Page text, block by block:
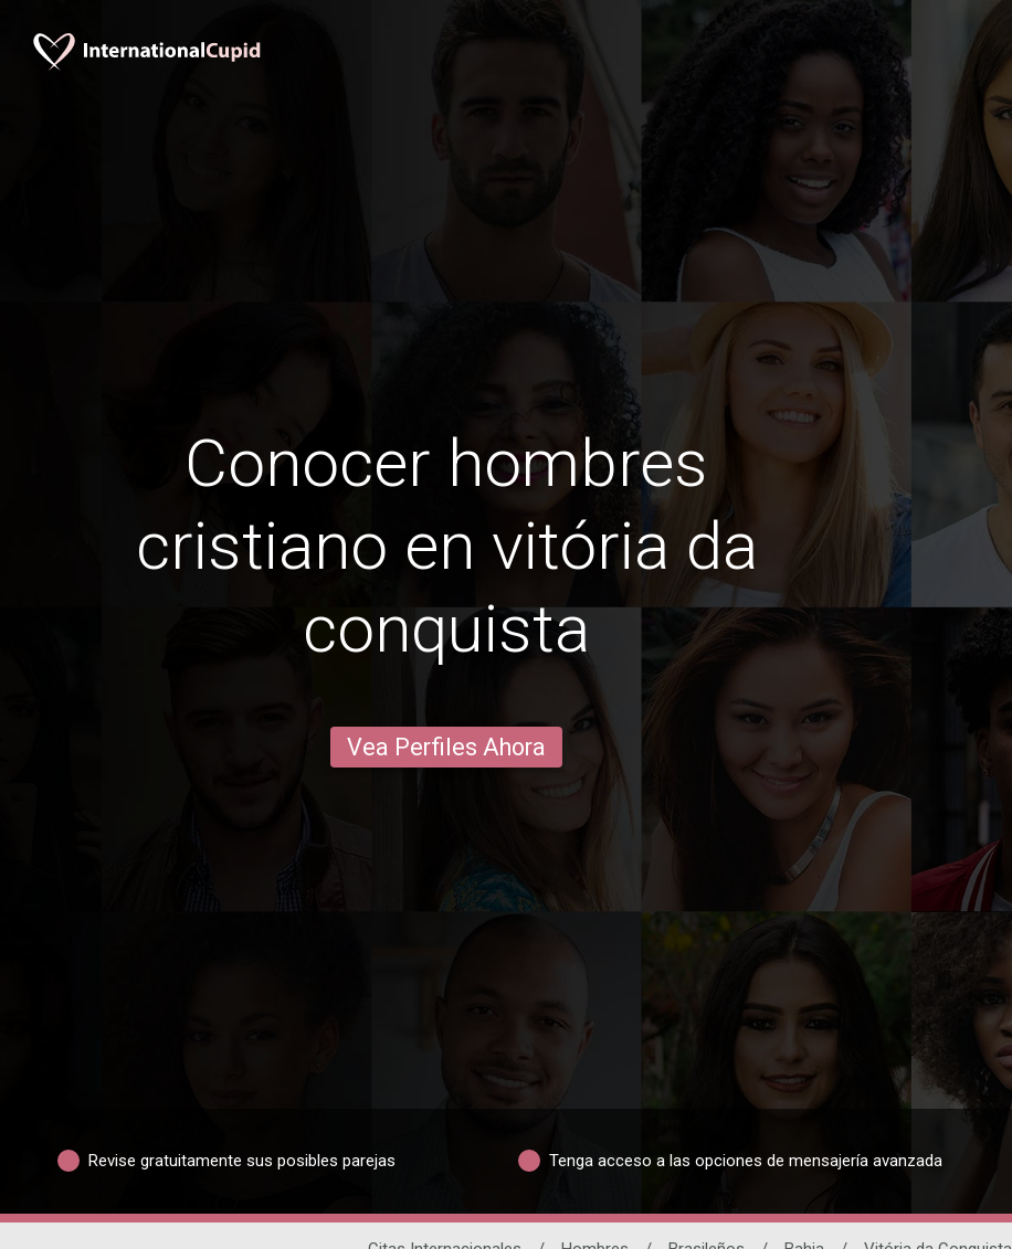
Conocer hombres
cristiano en vitória da
conquista
Vea Perfiles Ahora
Revise gratuitamente sus posibles parejas Tenga acceso a las opciones de mensajería avanzada